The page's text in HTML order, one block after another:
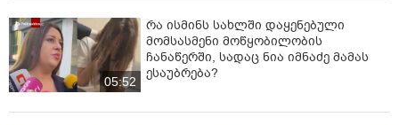
05:52
რა ისმინს სახლში დაყენებული
მომსასმენი მოწყობილობის
ჩანაწერში, სადაც ნია იმნაძე მამას
ესაუბრება?